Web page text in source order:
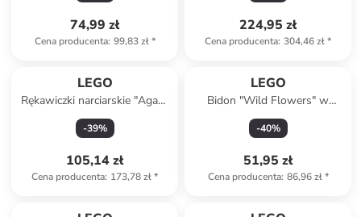
74,99 zł
Cena producenta: 99,83 zł*
224,95 zł
Cena producenta: 304,46 zł*
LEGO
Rękawiczki narciarskie "Agan"
w kolorze czerwonym
-39%
105,14 zł
Cena producenta: 173,78 zł*
LEGO
Bidon "Wild Flowers" w
kolorze niebiesko-żółtym -
500 ml
-40%
51,95 zł
Cena producenta: 86,96 zł*